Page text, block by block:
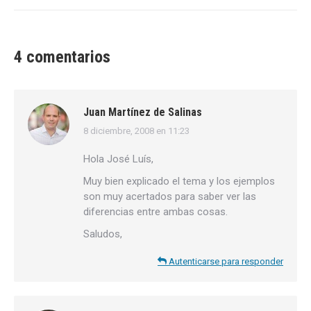
4 comentarios
Juan Martínez de Salinas
dice:
8 diciembre, 2008 en 11:23
Hola José Luís,
Muy bien explicado el tema y los ejemplos
son muy acertados para saber ver las
diferencias entre ambas cosas.
Saludos,
Autenticarse para responder